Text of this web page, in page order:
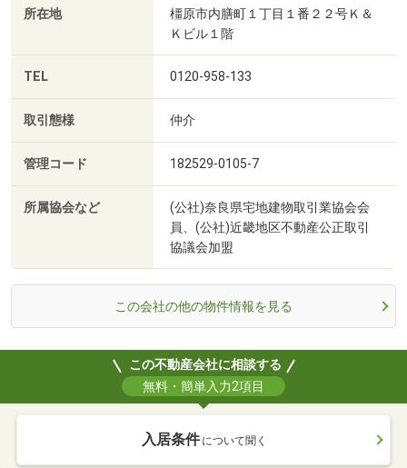
所在地
橿原市内膳町１丁目１番２２号Ｋ＆
Ｋビル１階
TEL 0120-958-133
取引態様 仲介
管理コード 182529-0105-7
所属協会など
(公社)奈良県宅地建物取引業協会会
員、(公社)近畿地区不動産公正取引
協議会加盟
この会社の他の物件情報を見る
この不動産会社に相談する
無料・簡単入力2項目
入居条件 について聞く